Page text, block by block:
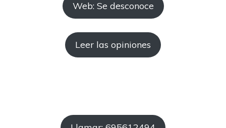
Web: Se desconoce
Leer las opiniones